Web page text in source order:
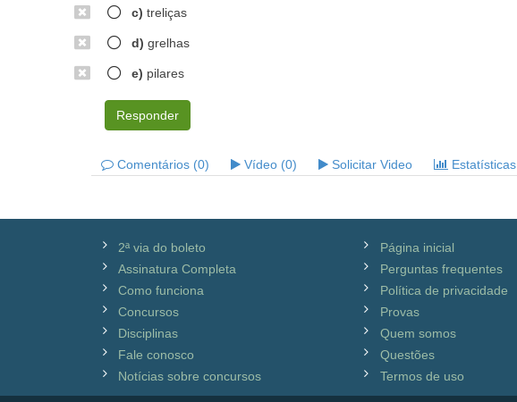
c) treliças
d) grelhas
e) pilares
Responder
Comentários (0) Vídeo (0) Solicitar Video Estatísticas
2ª via do boleto
Assinatura Completa
Como funciona
Concursos
Disciplinas
Fale conosco
Notícias sobre concursos
Página inicial
Perguntas frequentes
Política de privacidade
Provas
Quem somos
Questões
Termos de uso